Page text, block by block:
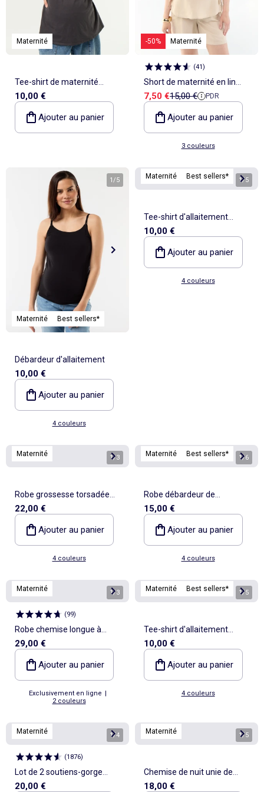
Maternité
Tee-shirt de maternité
imprimé
10,00 €
Ajouter au panier
-50% Maternité
(41)
Short de maternité en lin
imprimé
Prix de vente
7,50 €Prix de référence
15,00 € PDR
Ajouter au panier
3 couleurs
Maternité Best sellers*
1/5
Débardeur d'allaitement
10,00 €
Ajouter au panier
4 couleurs
Maternité Best sellers* 1/5
Tee-shirt d'allaitement
imprimé
10,00 €
Ajouter au panier
4 couleurs
Maternité 1/3
Robe grossesse torsadée
devant
22,00 €
Ajouter au panier
4 couleurs
Maternité Best sellers* 1/6
Robe débardeur de
maternité en rib
15,00 €
Ajouter au panier
4 couleurs
Maternité 1/3
(99)
Robe chemise longue à
manches courtes
29,00 €
Ajouter au panier
Exclusivement en ligne |
2 couleurs
Maternité Best sellers* 1/5
Tee-shirt d'allaitement
imprimé
10,00 €
Ajouter au panier
4 couleurs
Maternité 1/4
(1876)
Lot de 2 soutiens-gorge
d'allaitement en coton
20,00 €
Maternité 1/5
Chemise de nuit unie de
maternité
18,00 €